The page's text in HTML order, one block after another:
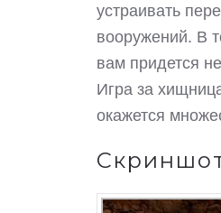
устраивать
вооружений. В
вам придется
Игра за
окажется